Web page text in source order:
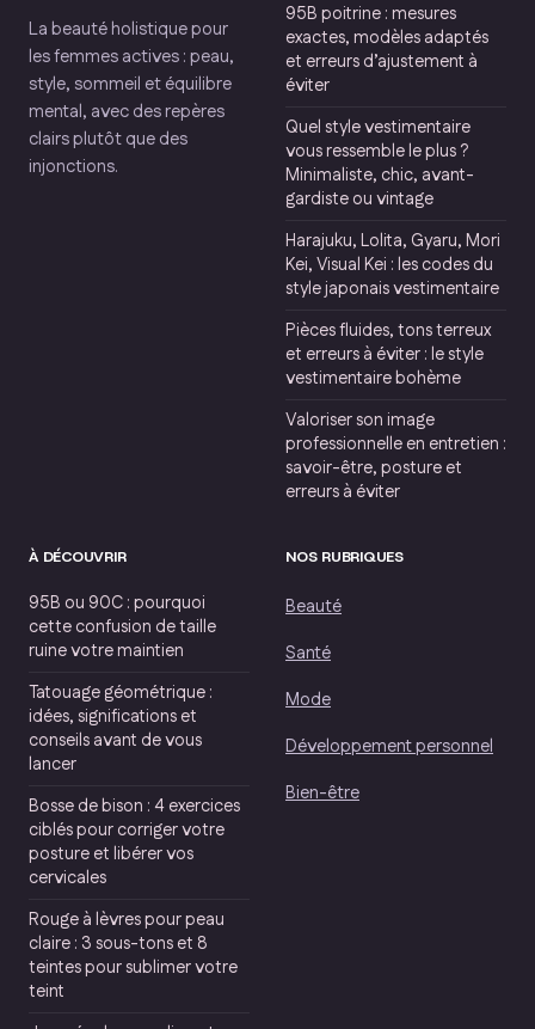
La beauté holistique pour
les femmes actives : peau,
style, sommeil et équilibre
mental, avec des repères
clairs plutôt que des
injonctions.
95B poitrine : mesures
exactes, modèles adaptés
et erreurs d’ajustement à
éviter
Quel style vestimentaire
vous ressemble le plus ?
Minimaliste, chic, avant-
gardiste ou vintage
Harajuku, Lolita, Gyaru, Mori
Kei, Visual Kei : les codes du
style japonais vestimentaire
Pièces fluides, tons terreux
et erreurs à éviter : le style
vestimentaire bohème
Valoriser son image
professionnelle en entretien :
savoir-être, posture et
erreurs à éviter
À DÉCOUVRIR
95B ou 90C : pourquoi
cette confusion de taille
ruine votre maintien
Tatouage géométrique :
idées, significations et
conseils avant de vous
lancer
Bosse de bison : 4 exercices
ciblés pour corriger votre
posture et libérer vos
cervicales
Rouge à lèvres pour peau
claire : 3 sous-tons et 8
teintes pour sublimer votre
teint
NOS RUBRIQUES
Beauté
Santé
Mode
Développement personnel
Bien-être